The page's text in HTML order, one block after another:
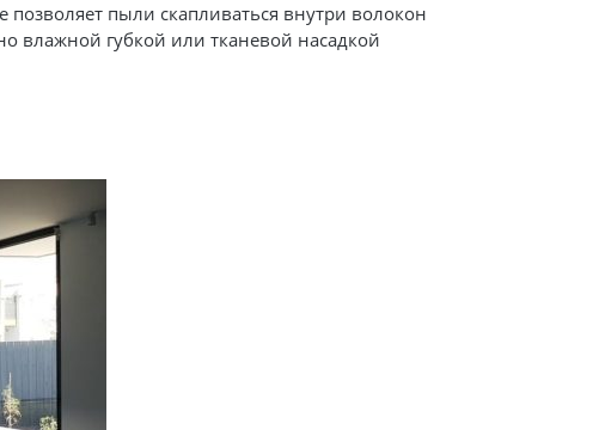
позволяет пыли скапливаться внутри волокон
влажной губкой или тканевой насадкой